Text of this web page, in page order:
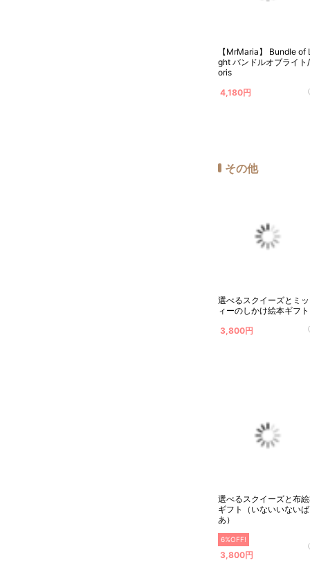
【MrMaria】 Bundle of
ght バンドルオブライト
oris
4,180円
その他
選べるスクイーズとミ
ィーのしかけ絵本ギフト
3,800円
選べるスクイーズと布
ギフト（いないいないば
あ）
6%OFF!
3,800円